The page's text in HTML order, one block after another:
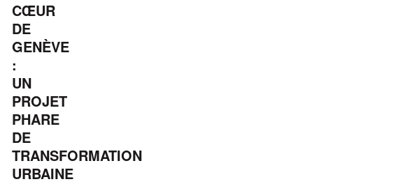
CŒUR
DE
GENÈVE
:
UN
PROJET
PHARE
DE
TRANSFORMATION
URBAINE